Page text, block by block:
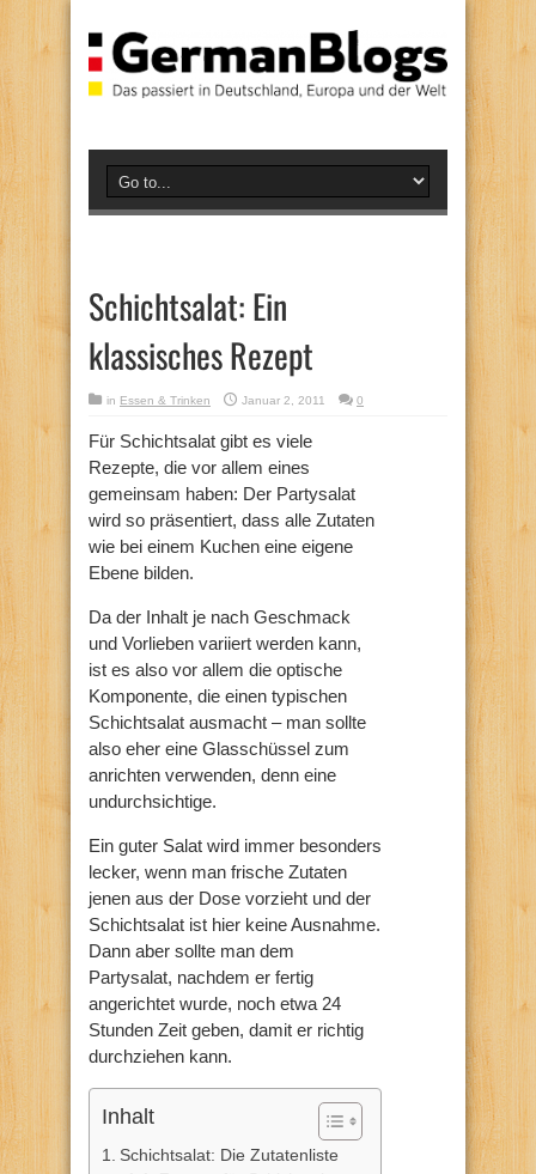
Schichtsalat: Ein
klassisches Rezept
in Essen & Trinken Januar 2, 2011 0
Für Schichtsalat gibt es viele
Rezepte, die vor allem eines
gemeinsam haben: Der Partysalat
wird so präsentiert, dass alle Zutaten
wie bei einem Kuchen eine eigene
Ebene bilden.
Da der Inhalt je nach Geschmack
und Vorlieben variiert werden kann,
ist es also vor allem die optische
Komponente, die einen typischen
Schichtsalat ausmacht – man sollte
also eher eine Glasschüssel zum
anrichten verwenden, denn eine
undurchsichtige.
Ein guter Salat wird immer besonders
lecker, wenn man frische Zutaten
jenen aus der Dose vorzieht und der
Schichtsalat ist hier keine Ausnahme.
Dann aber sollte man dem
Partysalat, nachdem er fertig
angerichtet wurde, noch etwa 24
Stunden Zeit geben, damit er richtig
durchziehen kann.
Inhalt
Schichtsalat: Die Zutatenliste